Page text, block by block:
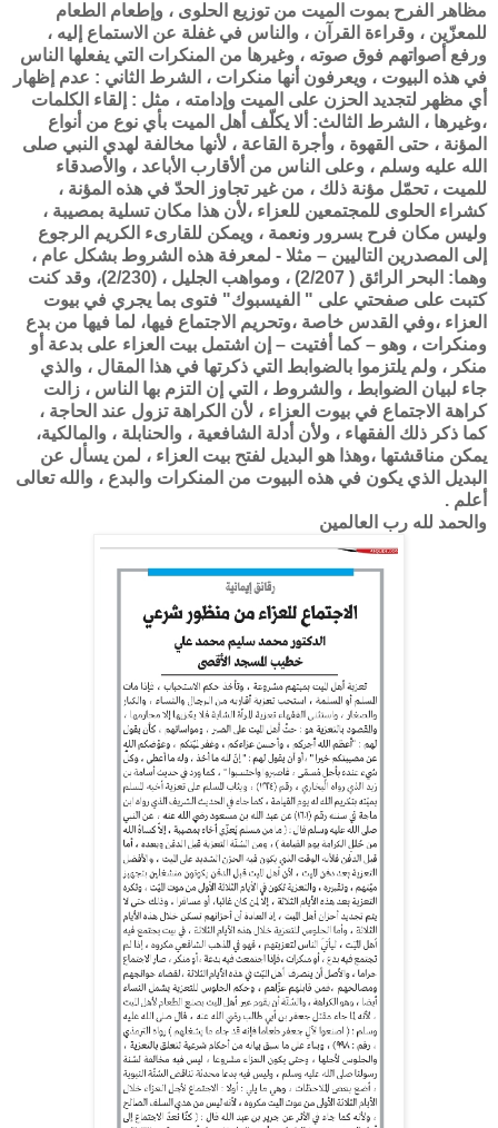
مظاهر الفرح بموت الميت من توزيع الحلوى ، وإطعام الطعام
للمعزّين ، وقراءة القرآن ، والناس في غفلة عن الاستماع إليه ،
ورفع أصواتهم فوق صوته ، وغيرها من المنكرات التي يفعلها الناس
في هذه البيوت ، ويعرفون أنها منكرات ، الشرط الثاني : عدم إظهار
أي مظهر لتجديد الحزن على الميت وإدامته ، مثل : إلقاء الكلمات
،وغيرها ، الشرط الثالث: ألا يكلّف أهل الميت بأي نوع من أنواع
المؤنة ، حتى القهوة ، وأجرة القاعة ، لأنها مخالفة لهدي النبي صلى
الله عليه وسلم ، وعلى الناس من ألأقارب الأباعد ، والأصدقاء
للميت ، تحمّل مؤنة ذلك ، من غير تجاوز الحدّ في هذه المؤنة ،
كشراء الحلوى للمجتمعين للعزاء ،لأن هذا مكان تسلية بمصيبة ،
وليس مكان فرح بسرور ونعمة ، ويمكن للقارىء الكريم الرجوع
إلى المصدرين التاليين – مثلا - لمعرفة هذه الشروط بشكل عام ،
وهما: البحر الرائق ( 2/207) ، ومواهب الجليل ، (2/230)، وقد كنت
كتبت على صفحتي على " الفيسبوك" فتوى بما يجري في بيوت
العزاء ،وفي القدس خاصة ،وتحريم الاجتماع فيها، لما فيها من بدع
ومنكرات ، وهو – كما أفتيت – إن اشتمل بيت العزاء على بدعة أو
منكر ، ولم يلتزموا بالضوابط التي ذكرتها في هذا المقال ، والذي
جاء لبيان الضوابط ، والشروط ، التي إن التزم بها الناس ، زالت
كراهة الاجتماع في بيوت العزاء ، لأن الكراهة تزول عند الحاجة ،
كما ذكر ذلك الفقهاء ، ولأن أدلة الشافعية ، والحنابلة ، والمالكية،
يمكن مناقشتها ،وهذا هو البديل لفتح بيت العزاء ، لمن يسأل عن
البديل الذي يكون في هذه البيوت من المنكرات والبدع ، والله تعالى
أعلم .
والحمد لله رب العالمين